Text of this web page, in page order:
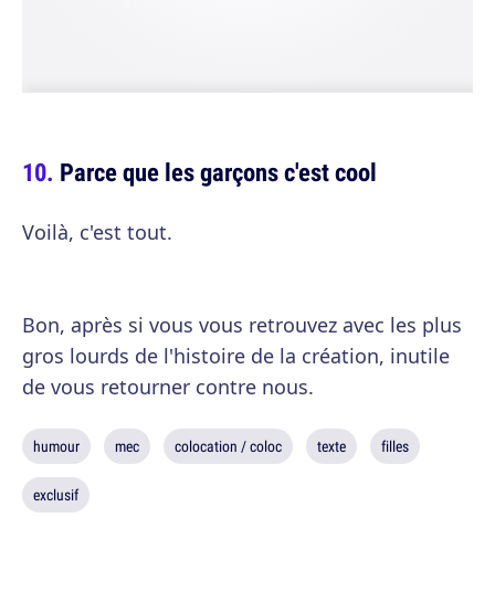
Parce que les garçons c'est cool
Voilà, c'est tout.
Bon, après si vous vous retrouvez avec les plus
gros lourds de l'histoire de la création, inutile
de vous retourner contre nous.
humour mec colocation / coloc texte filles
exclusif